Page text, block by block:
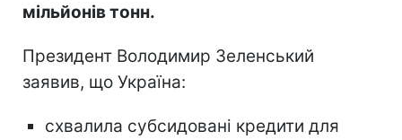
мільйонів тонн.
Президент Володимир Зеленський
заявив, що Україна:
схвалила субсидовані кредити для